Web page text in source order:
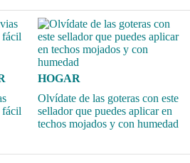
fácil
HOGAR
Olvídate de las goteras con este
sellador que puedes aplicar en
techos mojados y con humedad